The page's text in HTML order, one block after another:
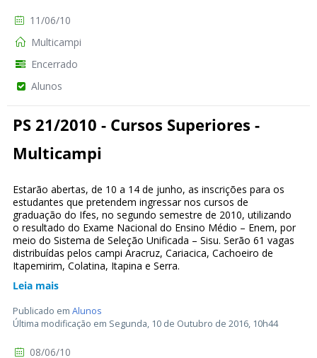
11/06/10
Multicampi
Encerrado
Alunos
PS 21/2010 - Cursos Superiores -
Multicampi
Estarão abertas, de 10 a 14 de junho, as inscrições para os
estudantes que pretendem ingressar nos cursos de
graduação do Ifes, no segundo semestre de 2010, utilizando
o resultado do Exame Nacional do Ensino Médio – Enem, por
meio do Sistema de Seleção Unificada – Sisu. Serão 61 vagas
distribuídas pelos campi Aracruz, Cariacica, Cachoeiro de
Itapemirim, Colatina, Itapina e Serra.
Leia mais
Publicado em Alunos
Última modificação em Segunda, 10 de Outubro de 2016, 10h44
08/06/10